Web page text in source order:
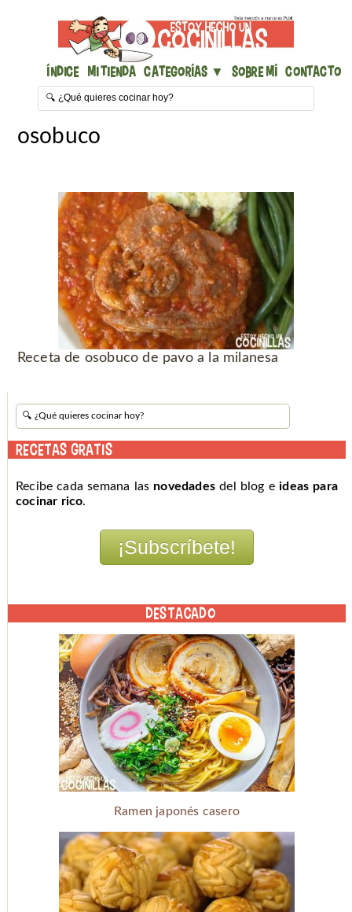
Índice Mi Tienda Categorías ▼ Sobre mí Contacto
osobuco
Receta de osobuco de pavo a la milanesa
RECETAS GRATIS
Recibe cada semana las novedades del blog eideas para
cocinar rico.
DESTACADO
Ramen japonés casero